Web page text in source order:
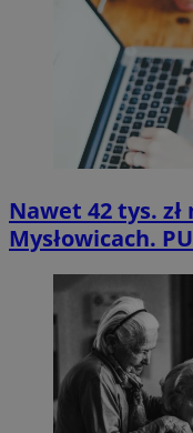
Nawet 42 tys.
Mysłowicach.